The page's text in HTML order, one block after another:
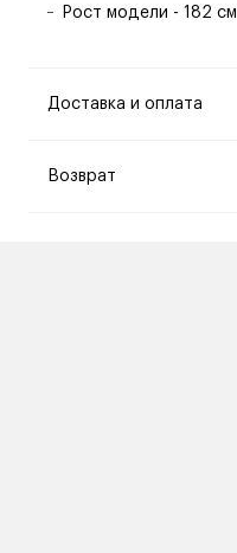
Рост модели - 182 см
Доставка и оплата
Возврат